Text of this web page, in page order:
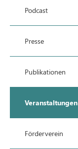
Podcast
Presse
Publikationen
Veranstaltungen
Förderverein